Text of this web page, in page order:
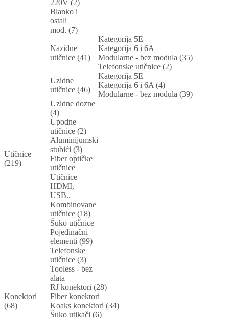
220V (2)
Blanko i
ostali
mod. (7)
Utičnice
(219)
Nazidne
utičnice (41)
Kategorija 5E
Kategorija 6 i 6A
Modularne - bez modula (35)
Telefonske utičnice (2)
Uzidne
utičnice (46)
Kategorija 5E
Kategorija 6 i 6A (4)
Modularne - bez modula (39)
Uzidne dozne
(4)
Upodne
utičnice (2)
Aluminijumski
stubići (3)
Fiber optičke
utičnice
Utičnice
HDMI,
USB..
Kombinovane
utičnice (18)
Šuko utičnice
Pojedinačni
elementi (99)
Telefonske
utičnice (3)
Tooless - bez
alata
Konektori
(68)
RJ konektori (28)
Fiber konektori
Koaks konektori (34)
Šuko utikači (6)